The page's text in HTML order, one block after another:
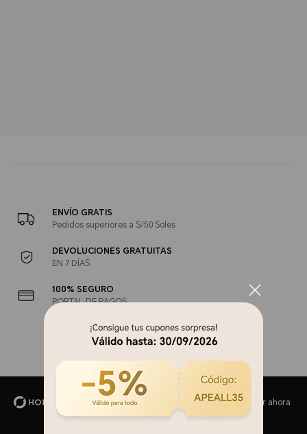
ENVÍO GRATIS
Pedidos superiores a S/50 Soles
DEVOLUCIONES GRATUITAS
EN 7 DÍAS
100% SEGURO
PORTAL DE PAGOS
Tienda Oficial en Línea de HONOR Comprar ahora